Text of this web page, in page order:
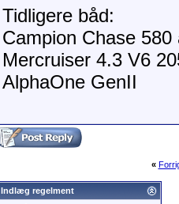
Tidligere båd:
Campion Chase 580
Mercruiser 4.3 V6
AlphaOne GenII
«
Indlæg regelment